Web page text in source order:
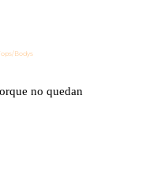
Bodys
no quedan